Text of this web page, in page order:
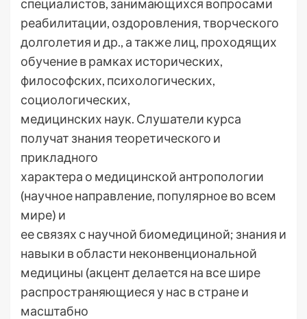
специалистов, занимающихся вопросами
реабилитации, оздоровления, творческого
долголетия и др., а также лиц, проходящих
обучение в рамках исторических,
философских, психологических,
социологических,
медицинских наук. Слушатели курса
получат знания теоретического и
прикладного
характера о медицинской антропологии
(научное направление, популярное во всем
мире) и
ее связях с научной биомедициной; знания и
навыки в области неконвенциональной
медицины (акцент делается на все шире
распространяющиеся у нас в стране и
масштабно